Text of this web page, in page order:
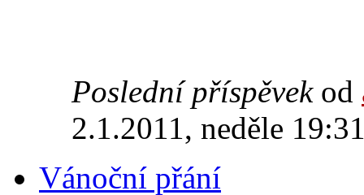
Poslední příspěvek od
2.1.2011, neděle
Vánoční přání